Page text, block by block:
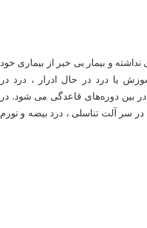
و بیمار بی خبر از بیماری خود
یا درد در حال ادرار ، درد در
بین دوره‌های قاعدگی می شود. در
سر آلت تناسلی ، درد بیضه و تورم